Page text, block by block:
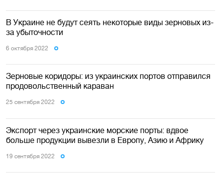
В Украине не будут сеять некоторые виды зерновых из-
за убыточности
6 октября 2022
Зерновые коридоры: из украинских портов отправился
продовольственный караван
25 сентября 2022
Экспорт через украинские морские порты: вдвое
больше продукции вывезли в Европу, Азию и Африку
19 сентября 2022